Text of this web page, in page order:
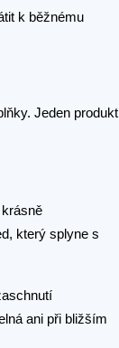
k běžnému
Jeden produkt
který splyne s
ani při bližším